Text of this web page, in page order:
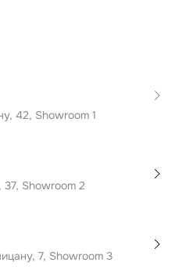
42, Showroom 1
Showroom 2
7, Showroom 3